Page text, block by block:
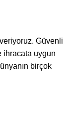
Güvenli
ihracata uygun
birçok